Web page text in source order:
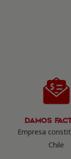
Damos
Empresa
Chile